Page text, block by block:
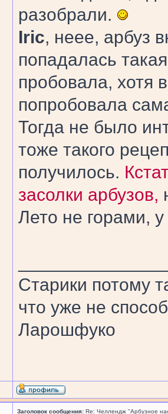
разобрали.
Iric, неее, арбуз
попадалась
пробовала, хотя
попробовала
Тогда не было
тоже такого
получилось.
засолки арбузов,
Лето не горами,
Старики потому
что уже не
Ларошфуко
Заголовок сообщения: Re: Челлендж "Арбузное